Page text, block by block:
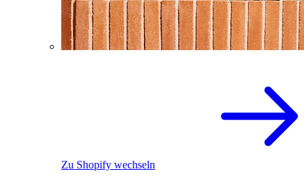
Zu Shopify wechseln